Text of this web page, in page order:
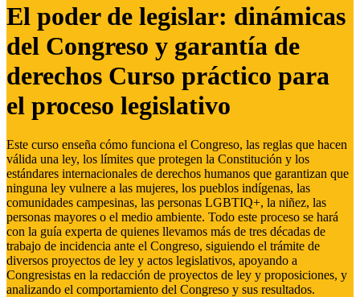
El poder de legislar: dinámicas
del Congreso y garantía de
derechos Curso práctico para
el proceso legislativo
Este curso enseña cómo funciona el Congreso, las reglas que hacen
válida una ley, los límites que protegen la Constitución y los
estándares internacionales de derechos humanos que garantizan que
ninguna ley vulnere a las mujeres, los pueblos indígenas, las
comunidades campesinas, las personas LGBTIQ+, la niñez, las
personas mayores o el medio ambiente. Todo este proceso se hará
con la guía experta de quienes llevamos más de tres décadas de
trabajo de incidencia ante el Congreso, siguiendo el trámite de
diversos proyectos de ley y actos legislativos, apoyando a
Congresistas en la redacción de proyectos de ley y proposiciones, y
analizando el comportamiento del Congreso y sus resultados.